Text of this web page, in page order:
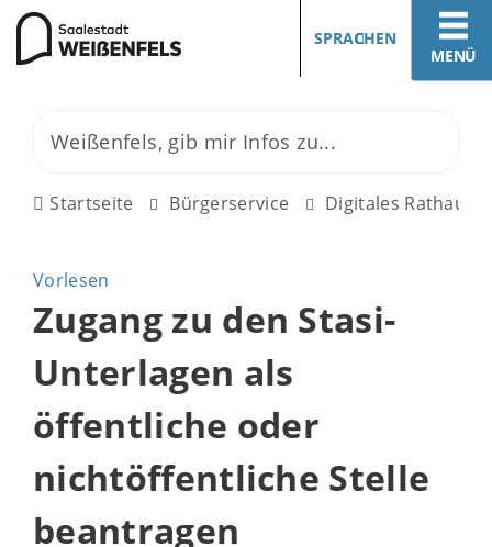
MENÜ
SPRACHEN
Startseite Bürgerservice Digitales Rathaus
Vorlesen
Zugang zu den Stasi-
Unterlagen als
öffentliche oder
nichtöffentliche Stelle
beantragen